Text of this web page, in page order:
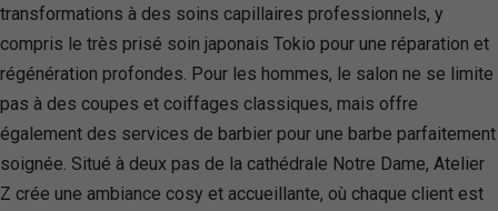
transformations à des soins capillaires professionnels, y
compris le très prisé soin japonais Tokio pour une réparation et
régénération profondes. Pour les hommes, le salon ne se limite
pas à des coupes et coiffages classiques, mais offre
également des services de barbier pour une barbe parfaitement
soignée. Situé à deux pas de la cathédrale Notre Dame, Atelier
Z crée une ambiance cosy et accueillante, où chaque client est